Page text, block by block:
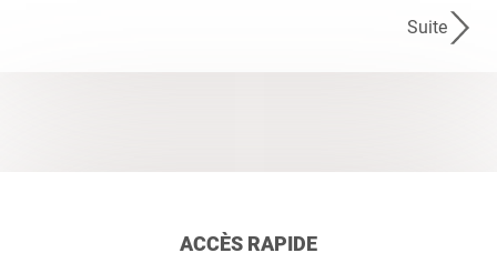
Suite
ACCÈS RAPIDE